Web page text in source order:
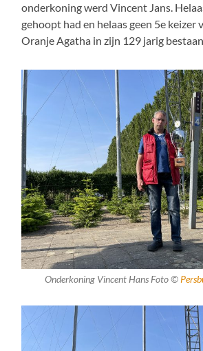
onderkoning werd Vincent Jans.
gehoopt had en helaas geen 5e keizer
Oranje Agatha in zijn 129 jarig
Onderkoning Vincent Hans Foto ©